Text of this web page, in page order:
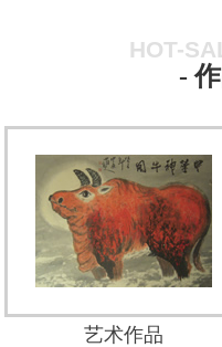
HOT-
-
艺术作品